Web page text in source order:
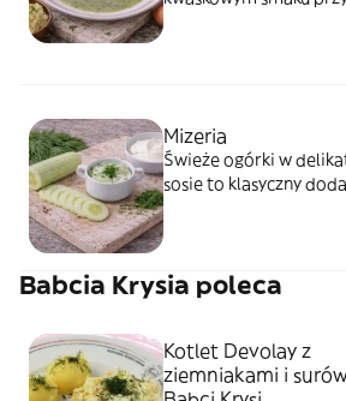
Mizeria
Świeże ogórki w
sosie to klasyczny
doskonale dopełnia
Babcia Krysia poleca
Kotlet Devolay z
ziemniakami i